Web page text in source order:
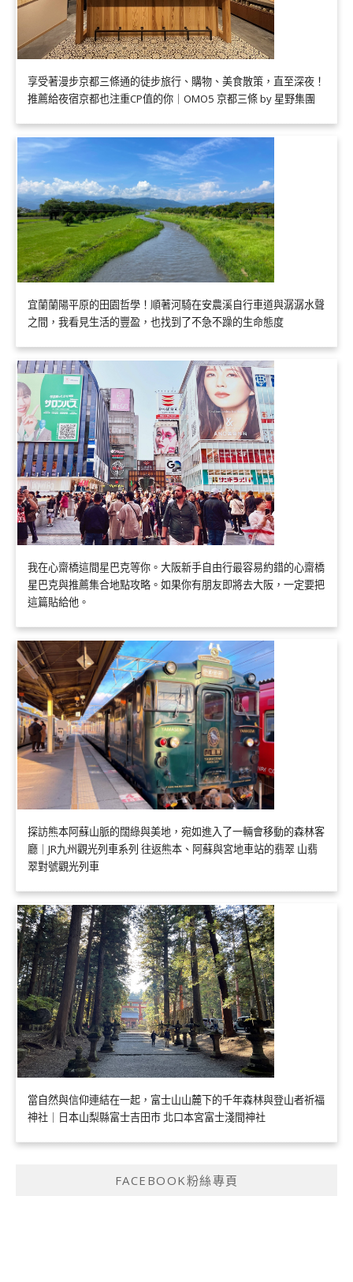
享受著漫步京都三條通的徒步旅行、購物、美食散策，直至深夜！
推薦給夜宿京都也注重CP值的你｜OMO5 京都三條 by 星野集團
宜蘭蘭陽平原的田園哲學！順著河騎在安農溪自行車道與潺潺水聲
之間，我看見生活的豐盈，也找到了不急不躁的生命態度
我在心齋橋這間星巴克等你。大阪新手自由行最容易約錯的心齋橋
星巴克與推薦集合地點攻略。如果你有朋友即將去大阪，一定要把
這篇貼給他。
探訪熊本阿蘇山脈的闊綠與美地，宛如進入了一輛會移動的森林客
廳｜JR九州觀光列車系列 往返熊本、阿蘇與宮地車站的翡翠 山翡
翠對號觀光列車
當自然與信仰連結在一起，富士山山麓下的千年森林與登山者祈福
神社｜日本山梨縣富士吉田市 北口本宮富士淺間神社
FACEBOOK粉絲專頁